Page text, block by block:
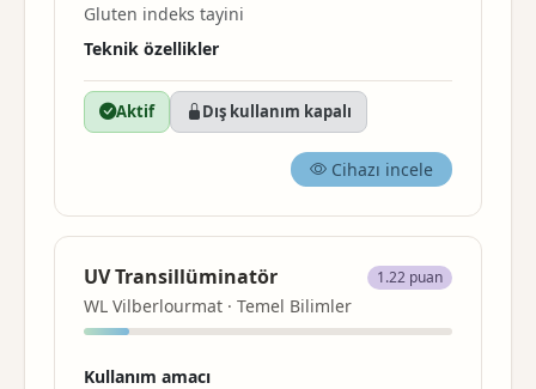
Gluten indeks tayini
Teknik özellikler
Aktif Dış kullanım kapalı
Cihazı incele
UV Transillüminatör
WL Vilberlourmat · Temel Bilimler
1.22 puan
Kullanım amacı